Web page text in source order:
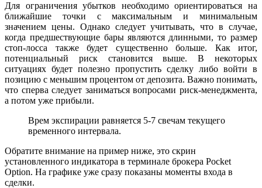
Для ограничения убытков необходимо ориентироваться на
ближайшие точки с максимальным и минимальным
значением цены. Однако следует учитывать, что в случае,
когда предшествующие бары являются длинными, то размер
стоп-лосса также будет существенно больше. Как итог,
потенциальный риск становится выше. В некоторых
ситуациях будет полезно пропустить сделку либо войти в
позицию с меньшим процентом от депозита. Важно понимать,
что сперва следует заниматься вопросами риск-менеджмента,
а потом уже прибыли.
Врем экспирации равняется 5-7 свечам текущего
временного интервала.
Обратите внимание на пример ниже, это скрин
установленного индикатора в терминале брокера Pocket
Option. На графике уже сразу показаны моменты входа в
сделки.